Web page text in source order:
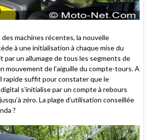
machines récentes, la nouvelle
à une initialisation à chaque mise du
par un allumage de tous les segments de
mouvement de l’aiguille du compte-tours. A
rapide suffit pour constater que le
s’initialise par un compte à rebours
zéro. La plage d’utilisation conseillée
?